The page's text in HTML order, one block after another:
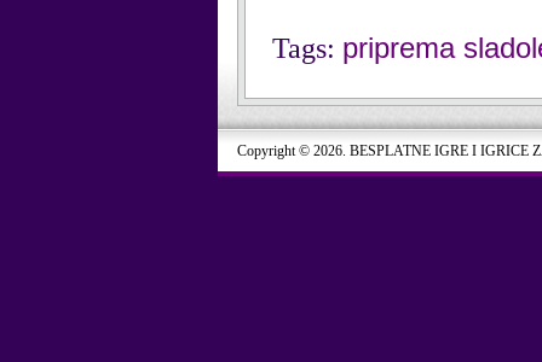
Tags: priprema
Copyright © 2026. BESPLATNE IGRE I IGRICE